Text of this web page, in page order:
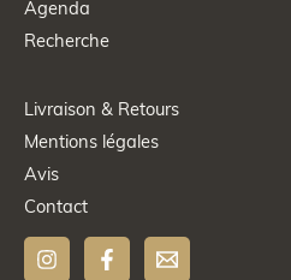
Agenda
Recherche
Livraison & Retours
Mentions légales
Avis
Contact